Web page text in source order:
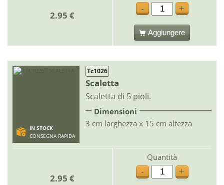
2.95 €
-
+
Aggiungere
IN STOCK
CONSEGNA RAPIDA
Tc1026
Scaletta
Scaletta di 5 pioli.
Dimensioni
3 cm larghezza x 15 cm altezza
2.95 €
Quantità
-
+